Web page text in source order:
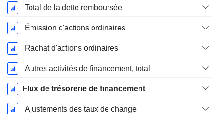
Total de la dette remboursée
Émission d'actions ordinaires
Rachat d'actions ordinaires
Autres activités de financement, total
Flux de trésorerie de financement
Ajustements des taux de change